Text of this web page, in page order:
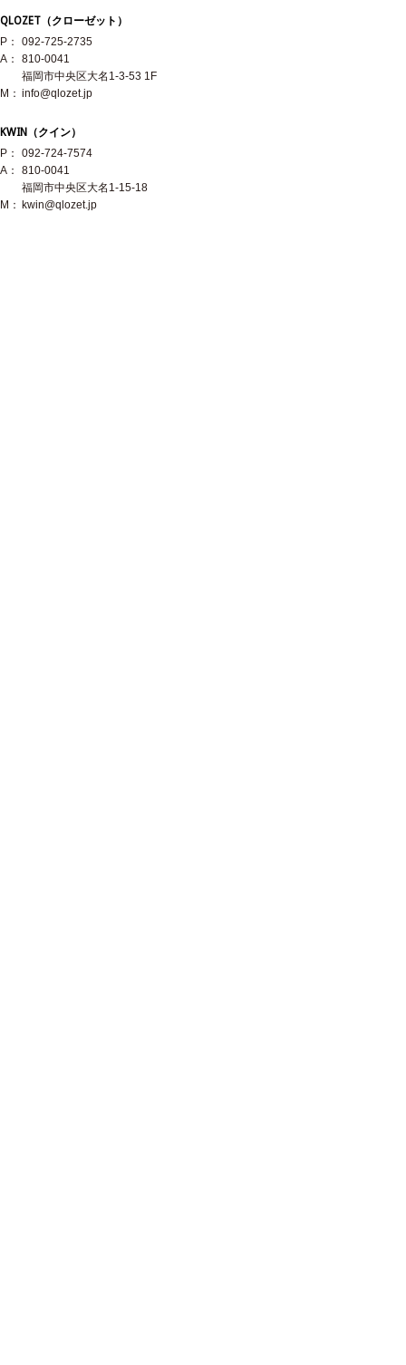
QLOZET（クローゼット）
P：
092-725-2735
A：
810-0041
福岡市中央区大名1-3-53 1F
M： info@qlozet.jp
KWIN（クイン）
P：
092-724-7574
A：
810-0041
福岡市中央区大名1-15-18
M：
kwin@qlozet.jp